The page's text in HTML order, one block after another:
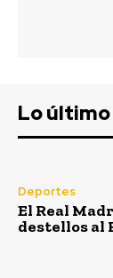
Lo último
Deportes
El Real
destellos al